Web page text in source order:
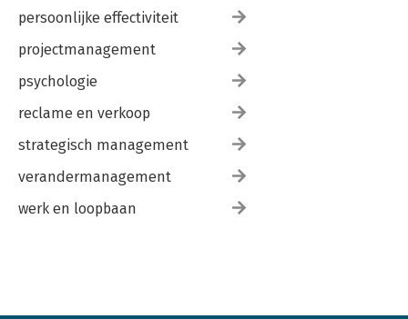
persoonlijke effectiviteit
projectmanagement
psychologie
reclame en verkoop
strategisch management
verandermanagement
werk en loopbaan